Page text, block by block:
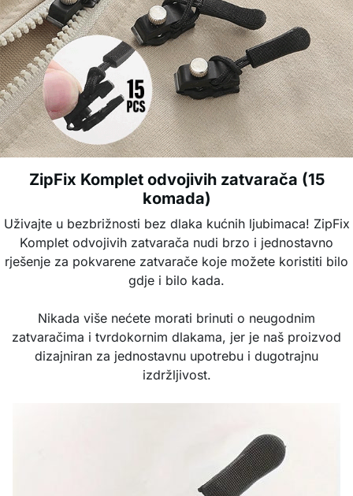
ZipFix Komplet odvojivih zatvarača (15
komada)
Uživajte u bezbrižnosti bez dlaka kućnih ljubimaca! ZipFix
Komplet odvojivih zatvarača nudi brzo i jednostavno
rješenje za pokvarene zatvarače koje možete koristiti bilo
gdje i bilo kada.
Nikada više nećete morati brinuti o neugodnim
zatvaračima i tvrdokornim dlakama, jer je naš proizvod
dizajniran za jednostavnu upotrebu i dugotrajnu
izdržljivost.